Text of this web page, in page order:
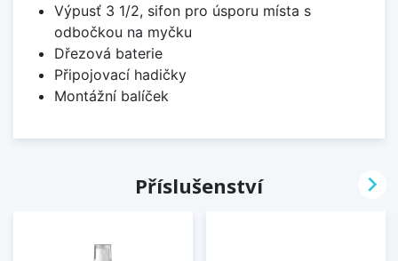
Výpusť 3 1/2, sifon pro úsporu místa s
odbočkou na myčku
Dřezová baterie
Připojovací hadičky
Montážní balíček
Příslušenství 